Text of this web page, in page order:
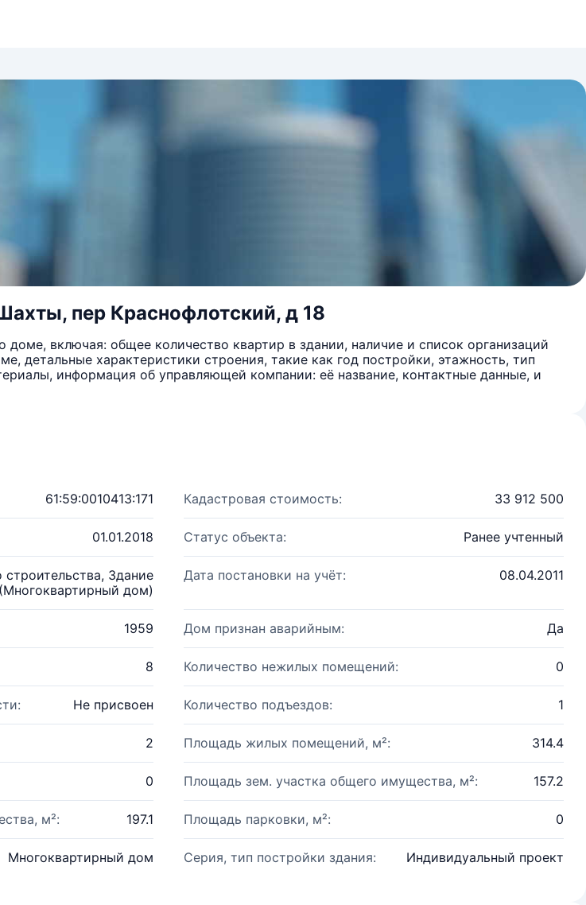
пер Краснофлотский, д 18
включая: общее количество квартир в здании, наличие и список организаций
детальные характеристики строения, такие как год постройки, этажность, тип
информация об управляющей компании: её название, контактные данные, и
61:59:0010413:171 Кадастровая стоимость: 33 912 500
01.01.2018 Статус объекта: Ранее учтенный
строительства, Здание
(Многоквартирный дом)
Дата постановки на учёт: 08.04.2011
1959 Дом признан аварийным: Да
8 Количество нежилых помещений: 0
Не присвоен Количество подъездов: 1
2 Площадь жилых помещений, м²: 314.4
0 Площадь зем. участка общего имущества, м²: 157.2
м²: 197.1 Площадь парковки, м²: 0
Многоквартирный дом Серия, тип постройки здания: Индивидуальный проект